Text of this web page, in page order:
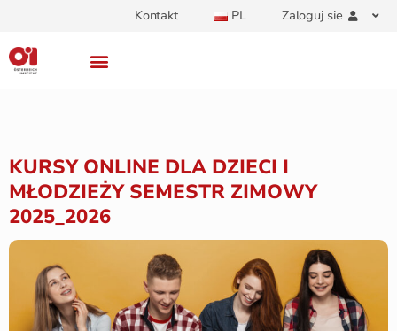
Kontakt PL Zaloguj sie
KURSY ONLINE DLA DZIECI I
MŁODZIEŻY SEMESTR ZIMOWY
2025_2026